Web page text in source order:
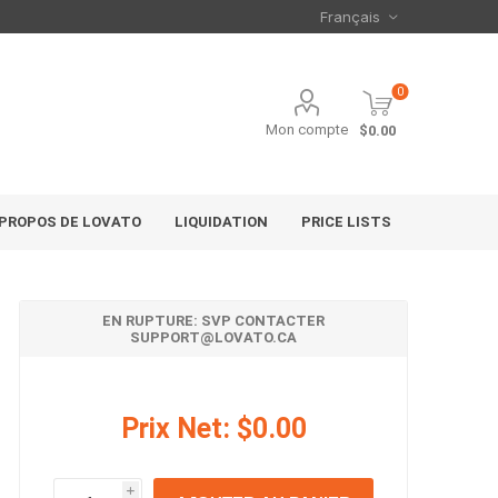
Mon compte
0
$0.00
DE LOVATO LIQUIDATION PRICE LISTS
EN RUPTURE: SVP CONTACTER
SUPPORT@LOVATO.CA
Prix Net: $0.00
i